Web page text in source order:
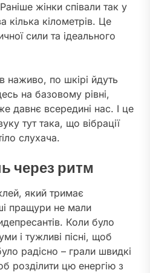
жінки співали так у
кілька кілометрів. Це
сили та ідеального
наживо, по шкірі йдуть
на базовому рівні,
давнє всередині нас. І це
тут така, що вібрації
слухача.
через ритм
який тримає
пращури не мали
Коли було
і тужливі пісні, щоб
радісно – грали швидкі
розділити цю енергію з